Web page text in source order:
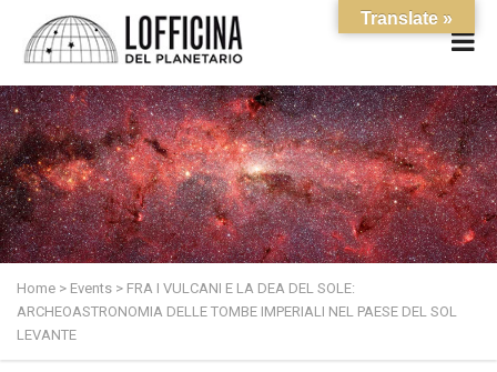
Home > Events > FRA I VULCANI E LA DEA DEL SOLE:
ARCHEOASTRONOMIA DELLE TOMBE IMPERIALI NEL PAESE DEL SOL
LEVANTE
Translate »